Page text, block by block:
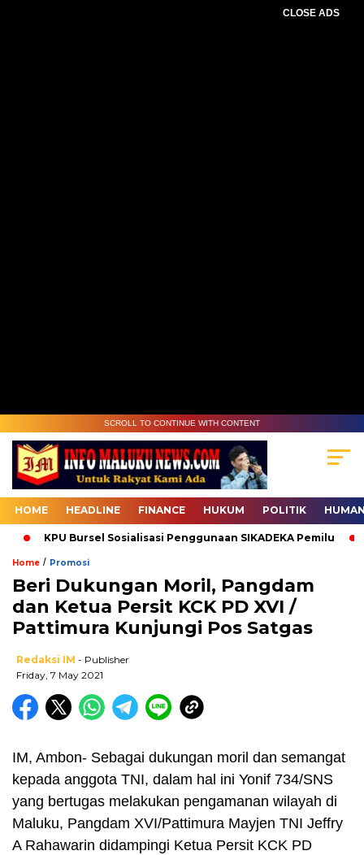
CLOSE ADS
SCROLL TO CONTINUE WITH CONTENT
HOME HEADLINE FINANCE HUKUM POLITIK
KPU Bursel Sosialisasi Penggunaan SIKADEKA Pemilu
Home / Promosi
Beri Dukungan Moril, Pangdam
dan Ketua Persit KCK PD XVI /
Pattimura Kunjungi Pos Satgas
Redaksi IM - Publisher
Friday, 7 May 2021
IM, Ambon- Sebagai dukungan moril dan semangat
kepada anggota TNI, dalam hal ini Yonif 734/SNS
yang bertugas melakukan pengamanan wilayah di
Maluku, Pangdam XVI/Pattimura Mayjen TNI Jeffry
A Rahawarin didampingi Ketua Persit KCK PD